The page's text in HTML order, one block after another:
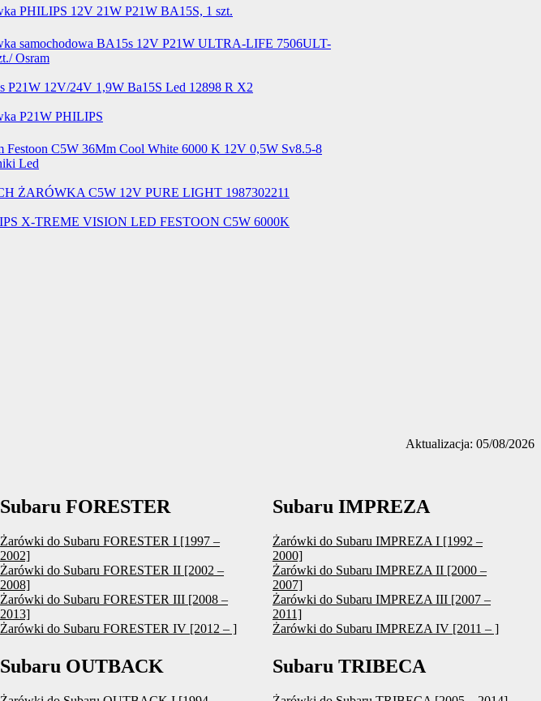
Aktualizacja: 05/08/2026
Subaru FORESTER
Żarówki do Subaru FORESTER I [1997 –
2002]
Żarówki do Subaru FORESTER II [2002 –
2008]
Żarówki do Subaru FORESTER III [2008 –
2013]
Żarówki do Subaru FORESTER IV [2012 – ]
Subaru IMPREZA
Żarówki do Subaru IMPREZA I [1992 –
2000]
Żarówki do Subaru IMPREZA II [2000 –
2007]
Żarówki do Subaru IMPREZA III [2007 –
2011]
Żarówki do Subaru IMPREZA IV [2011 – ]
Subaru OUTBACK Subaru TRIBECA